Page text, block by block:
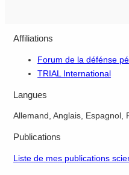
Affiliations
Forum de la défénse
TRIAL International
Langues
Allemand, Anglais, Espagnol,
Publications
Liste de mes publications